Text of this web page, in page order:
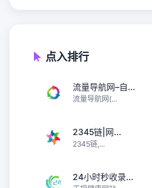
点入排行
流量导航网–自...
流量导航网(...
2345链|网...
2345链,...
24小时秒收录...